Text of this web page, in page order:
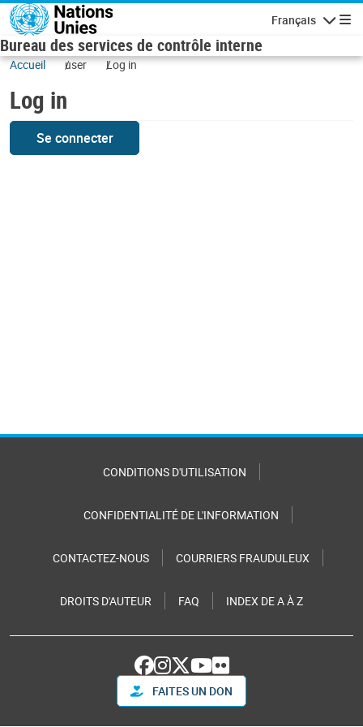
Skip to main content
Français
Bureau des services de contrôle interne
Accueil user Log in
Log in
Se connecter
CONDITIONS D'UTILISATION
CONFIDENTIALITÉ DE L'INFORMATION
CONTACTEZ-NOUS COURRIERS FRAUDULEUX
DROITS D'AUTEUR FAQ INDEX DE A À Z
FAITES UN DON